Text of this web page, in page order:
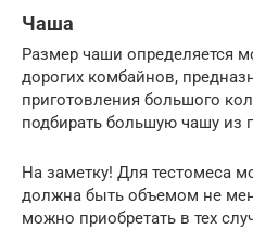
Чаша
Размер чаши определяется
дорогих комбайнов,
приготовления большого
подбирать большую чашу из
На заметку! Для тестомеса
должна быть объемом не
можно приобретать в тех